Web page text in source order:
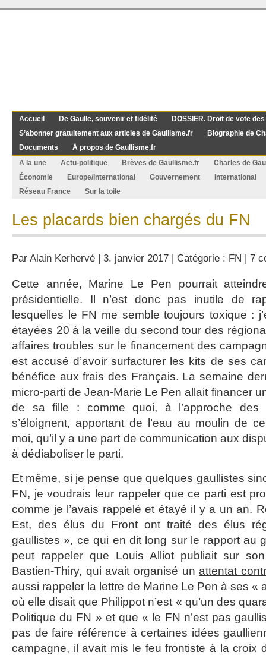
Accueil De Gaulle, souvenir et fidélité
DOSSIER. Droit de vote
S’abonner gratuitement aux articles de Gaullisme.fr
Biographie de
Documents
À propos de Gaullisme.fr
A la une
Actu-politique Brèves de Gaullisme.fr
Charles de
Économie
Europe/International Gouvernement
International
Réseau France
Sur la toile
Les placards bien chargés du FN
Par Alain Kerhervé | 3. janvier 2017 | Catégorie : FN | 7
Cette année, Marine Le Pen pourrait
présidentielle. Il n’est donc pas inutile de
lesquelles le FN me semble toujours toxique :
étayées 20 à la veille du second tour des
affaires troubles sur le financement des
est accusé d’avoir surfacturer les kits de ses
bénéfice aux frais des Français. La semaine
micro-parti de Jean-Marie Le Pen allait financer
de sa fille : comme quoi, à l’approche des
s’éloignent, apportant de l’eau au moulin de
moi, qu’il y a une part de communication aux
à dédiaboliser le parti.
Et même, si je pense que quelques gaullistes
FN, je voudrais leur rappeler que ce parti est
comme je l’avais rappelé et étayé il y a un an.
Est, des élus du Front ont traité des élus
gaullistes », ce qui en dit long sur le rapport au
peut rappeler que Louis Alliot publiait sur
Bastien-Thiry, qui avait organisé unattentat
aussi rappeler la lettre de Marine Le Pen à ses «
où elle disait que Philippot n’est « qu’un des
Politique du FN » et que « le FN n’est pas
pas de faire référence à certaines idées
campagne, il avait mis le feu frontiste à la croix